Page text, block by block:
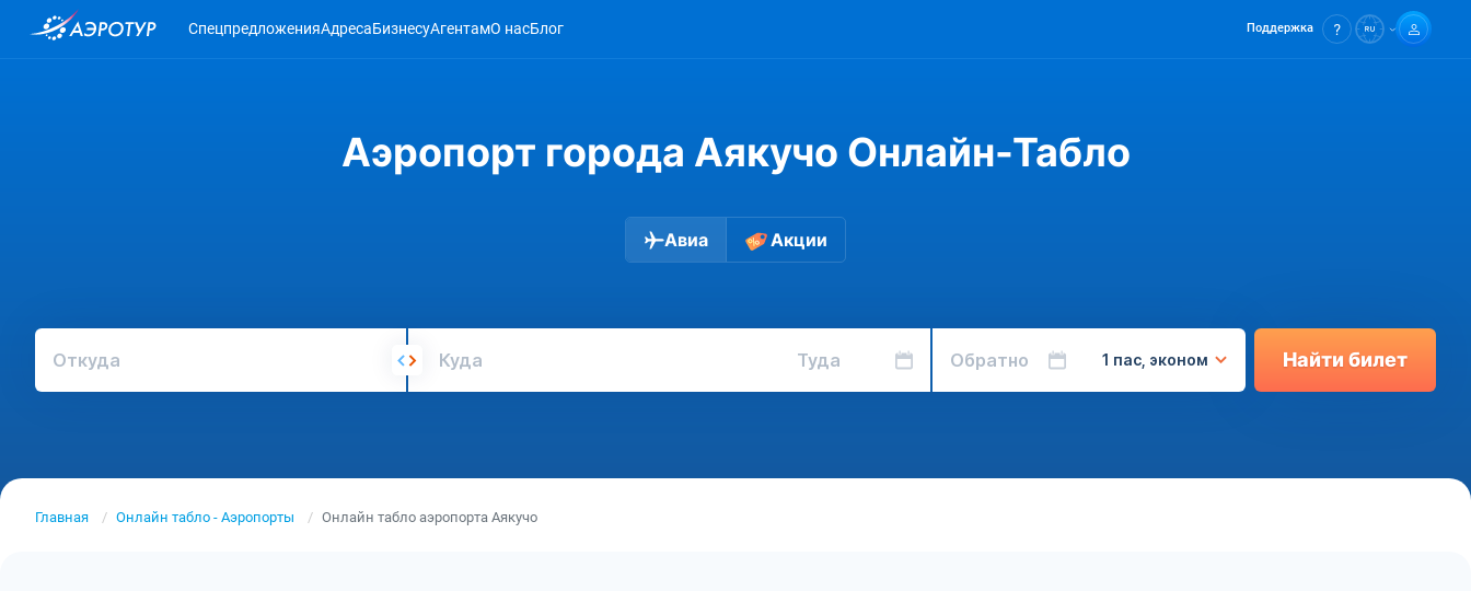
СпецпредложенияАдресаБизнесуАгентамО насБлог Поддержка
Аэропорт города Аякучо Онлайн-Табло
Авиа Акции
Откуда Куда Туда Обратно 1 пас, эконом Найти билет
Главная Онлайн табло - Аэропорты Онлайн табло аэропорта Аякучо